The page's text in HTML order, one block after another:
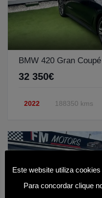
BMW 420 Gran
32 350€
2022 188350 kms
Este website utiliza
Para concordar clique